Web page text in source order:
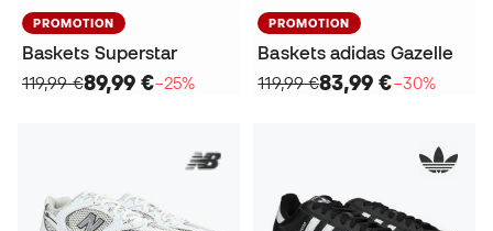
PROMOTION
Baskets Superstar
119,99 €89,99 €−25%
PROMOTION
Baskets adidas Gazelle
119,99 €83,99 €−30%